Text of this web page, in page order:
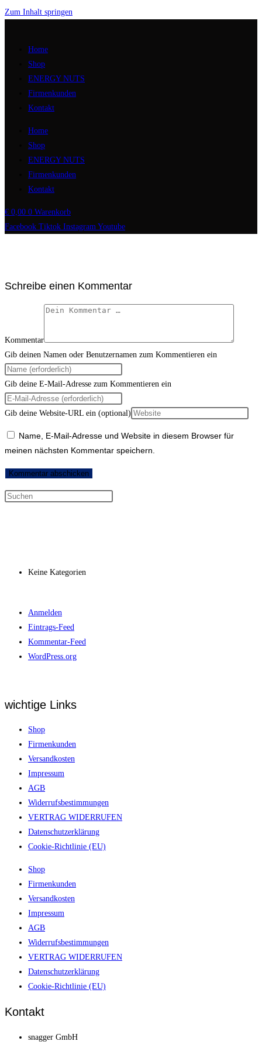
Zum Inhalt springen
Home
Shop
ENERGY NUTS
Firmenkunden
Kontakt
Home
Shop
ENERGY NUTS
Firmenkunden
Kontakt
€ 0,00 0 Warenkorb
Facebook Tiktok Instagram Youtube
Schreibe einen Kommentar
Kommentar
Gib deinen Namen oder Benutzernamen zum Kommentieren ein
Gib deine E-Mail-Adresse zum Kommentieren ein
Gib deine Website-URL ein (optional)
Name, E-Mail-Adresse und Website in diesem Browser für
meinen nächsten Kommentar speichern.
Keine Kategorien
Anmelden
Eintrags-Feed
Kommentar-Feed
WordPress.org
wichtige Links
Shop
Firmenkunden
Versandkosten
Impressum
AGB
Widerrufsbestimmungen
VERTRAG WIDERRUFEN
Datenschutzerklärung
Cookie-Richtlinie (EU)
Shop
Firmenkunden
Versandkosten
Impressum
AGB
Widerrufsbestimmungen
VERTRAG WIDERRUFEN
Datenschutzerklärung
Cookie-Richtlinie (EU)
Kontakt
snagger GmbH